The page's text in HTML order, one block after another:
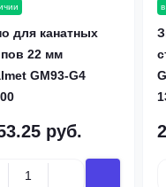
для канатных
22 мм
GM93-G4
руб.